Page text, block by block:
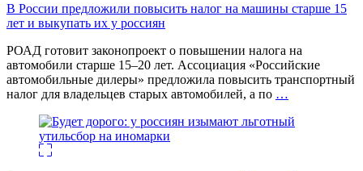
В России предложили повысить налог на машины старше 15
лет и выкупать их у россиян
РОАД готовит законопроект о повышении налога на
автомобили старше 15–20 лет. Ассоциация «Российские
автомобильные дилеры» предложила повысить транспортный
налог для владельцев старых автомобилей, а по …